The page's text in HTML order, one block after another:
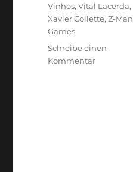
Vinhos,Vital Lacerda,
Xavier Collette,Z-Man
Games
Schreibe einen
Kommentarzu